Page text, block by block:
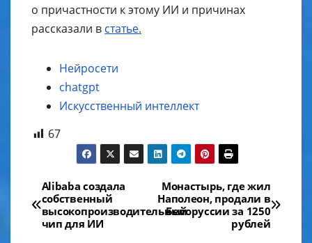
о причастности к этому ИИ и причинах
рассказали в статье.
Нейросети
chatgpt
Искусственный интеллект
67
Навигация
по
записям
Монастырь, где жил
Наполеон, продали в
Белоруссии за 1250
рублей
Alibaba создала
собственный
высокопроизводительный
чип для ИИ